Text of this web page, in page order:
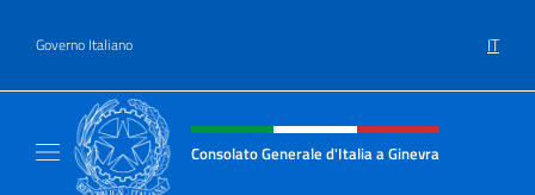
Governo Italiano IT
Intestazione sito, social e menù
Consolato Generale d'Italia a Ginevra